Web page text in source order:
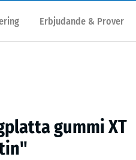
Erbjudande & Prover
gummi XT